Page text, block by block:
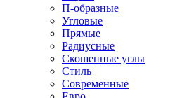
П-образные
Угловые
Прямые
Радиусные
Скошенные углы
Стиль
Современные